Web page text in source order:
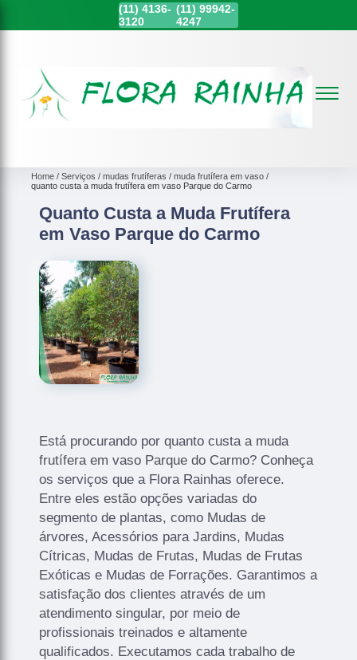
(11) 4136-
3120
(11)99942-
4247
Home Serviços mudas frutíferas
muda frutífera em vaso
quanto custa a muda frutífera em vaso Parque do Carmo
Quanto Custa a Muda Frutífera
em Vaso Parque do Carmo
Está procurando por quanto custa a muda
frutífera em vaso Parque do Carmo? Conheça
os serviços que a Flora Rainhas oferece.
Entre eles estão opções variadas do
segmento de plantas, como Mudas de
árvores, Acessórios para Jardins, Mudas
Cítricas, Mudas de Frutas, Mudas de Frutas
Exóticas e Mudas de Forrações. Garantimos a
satisfação dos clientes através de um
atendimento singular, por meio de
profissionais treinados e altamente
qualificados. Executamos cada trabalho de